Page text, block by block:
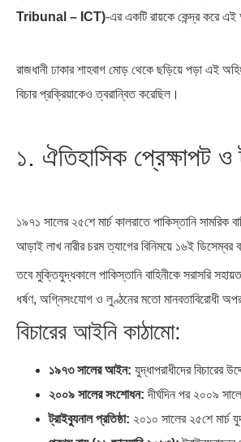
Tribunal – ICT)-এর একটি রায়কে কেন্দ্র করে
রাজধানী ঢাকার শাহবাগ মোড় থেকে ছড়িয়ে পড়া এই
বিচার প্রক্রিয়াকেও ত্বরান্বিত করেছিল।
১. ঐতিহাসিক প্রেক্ষাপট ও
১৯৭১ সালের ২৫শে মার্চ কালরাতে পাকিস্তানি সামরিক
আড়াই লাখ নারীর চরম ত্যাগের বিনিময়ে ১৬ই ডিসেম্বর
তবে মুক্তিযুদ্ধকালে পাকিস্তানি বাহিনীকে সরাসরি
ধর্ষণ, অগ্নিসংযোগ ও লুণ্ঠনের মতো মানবতাবিরোধী
বিচারের আইনি কাঠামো:
১৯৭৩ সালের আইন: যুদ্ধাপরাধীদের বিচারের
২০০৯ সালের সংশোধন: দীর্ঘদিন পর ২০০৯
ট্রাইব্যুনাল প্রতিষ্ঠা: ২০১০ সালের ২৫শে মার্চ